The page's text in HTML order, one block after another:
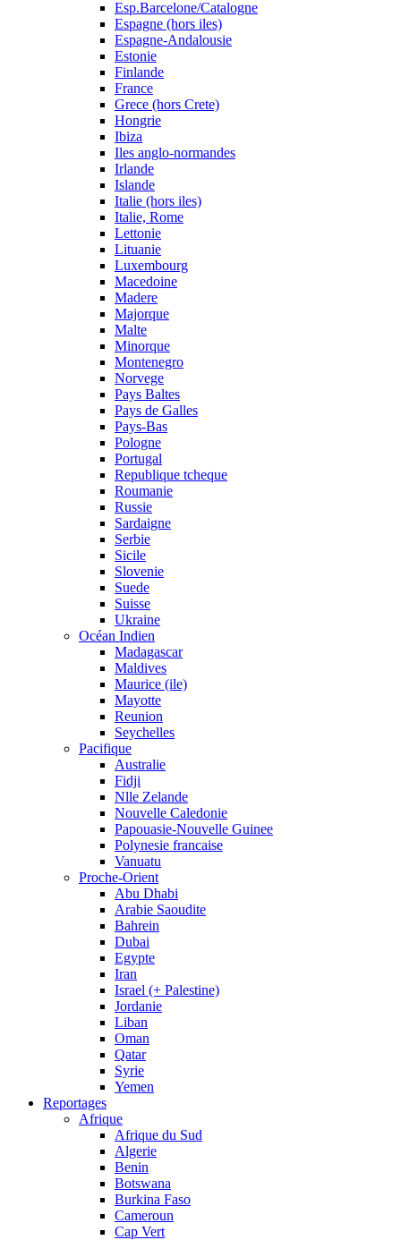
Esp.Barcelone/Catalogne
Espagne (hors iles)
Espagne-Andalousie
Estonie
Finlande
France
Grece (hors Crete)
Hongrie
Ibiza
Iles anglo-normandes
Irlande
Islande
Italie (hors iles)
Italie, Rome
Lettonie
Lituanie
Luxembourg
Macedoine
Madere
Majorque
Malte
Minorque
Montenegro
Norvege
Pays Baltes
Pays de Galles
Pays-Bas
Pologne
Portugal
Republique tcheque
Roumanie
Russie
Sardaigne
Serbie
Sicile
Slovenie
Suede
Suisse
Ukraine
Océan Indien
Madagascar
Maldives
Maurice (ile)
Mayotte
Reunion
Seychelles
Pacifique
Australie
Fidji
Nlle Zelande
Nouvelle Caledonie
Papouasie-Nouvelle Guinee
Polynesie francaise
Vanuatu
Proche-Orient
Abu Dhabi
Arabie Saoudite
Bahrein
Dubai
Egypte
Iran
Israel (+ Palestine)
Jordanie
Liban
Oman
Qatar
Syrie
Yemen
Reportages
Afrique
Afrique du Sud
Algerie
Benin
Botswana
Burkina Faso
Cameroun
Cap Vert